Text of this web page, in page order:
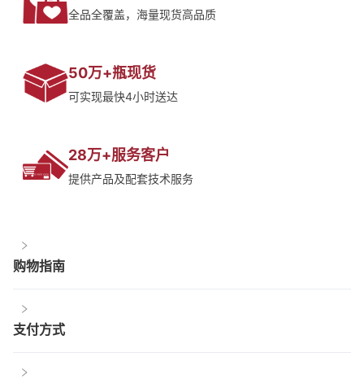
全品全覆盖，海量现货高品质
50万+瓶现货
可实现最快4小时送达
28万+服务客户
提供产品及配套技术服务
购物指南
支付方式